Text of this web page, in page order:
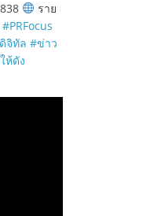
ราย
#PRFocus
จิทัล #ข่าว
ห้ดัง